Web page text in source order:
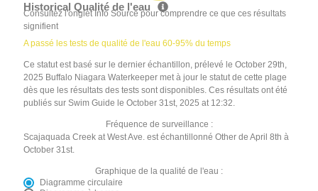
Historical Qualité de l'eau
Consultez l'onglet Info Source pour comprendre ce que ces résultats
signifient
A passé les tests de qualité de l'eau 60-95% du temps
Ce statut est basé sur le dernier échantillon, prélevé le October 29th,
2025 Buffalo Niagara Waterkeeper met à jour le statut de cette plage
dès que les résultats des tests sont disponibles. Ces résultats ont été
publiés sur Swim Guide le October 31st, 2025 at 12:32.
Fréquence de surveillance :
Scajaquada Creek at West Ave. est échantillonné Other de April 8th à
October 31st.
Graphique de la qualité de l'eau :
Diagramme circulaire